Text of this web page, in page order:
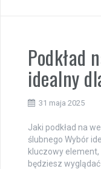
Podkład
idealny
31 maja 2025
Jaki podkład na
ślubnego Wybór
kluczowy
będziesz